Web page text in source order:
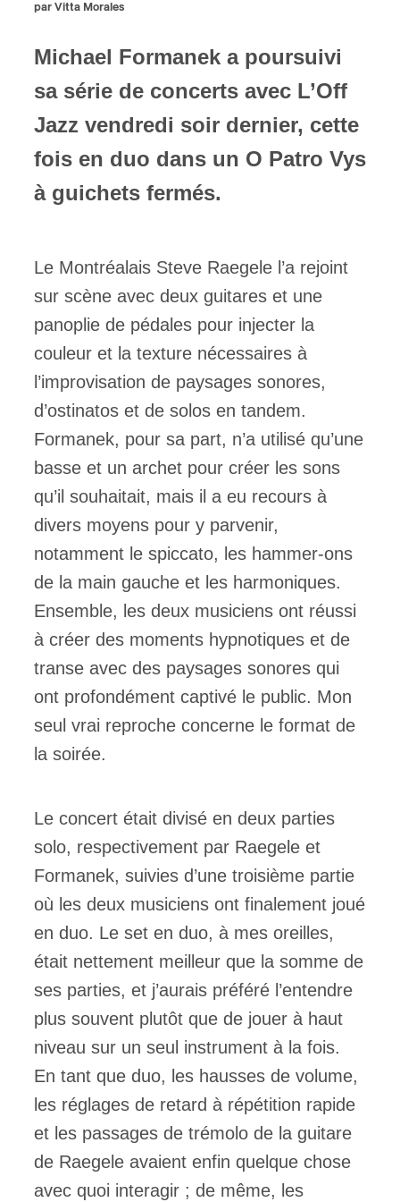
par Vitta Morales
Michael Formanek a poursuivi
sa série de concerts avec L’Off
Jazz vendredi soir dernier, cette
fois en duo dans un O Patro Vys
à guichets fermés.
Le Montréalais Steve Raegele l’a rejoint
sur scène avec deux guitares et une
panoplie de pédales pour injecter la
couleur et la texture nécessaires à
l’improvisation de paysages sonores,
d’ostinatos et de solos en tandem.
Formanek, pour sa part, n’a utilisé qu’une
basse et un archet pour créer les sons
qu’il souhaitait, mais il a eu recours à
divers moyens pour y parvenir,
notamment le spiccato, les hammer-ons
de la main gauche et les harmoniques.
Ensemble, les deux musiciens ont réussi
à créer des moments hypnotiques et de
transe avec des paysages sonores qui
ont profondément captivé le public. Mon
seul vrai reproche concerne le format de
la soirée.
Le concert était divisé en deux parties
solo, respectivement par Raegele et
Formanek, suivies d’une troisième partie
où les deux musiciens ont finalement joué
en duo. Le set en duo, à mes oreilles,
était nettement meilleur que la somme de
ses parties, et j’aurais préféré l’entendre
plus souvent plutôt que de jouer à haut
niveau sur un seul instrument à la fois.
En tant que duo, les hausses de volume,
les réglages de retard à répétition rapide
et les passages de trémolo de la guitare
de Raegele avaient enfin quelque chose
avec quoi interagir ; de même, les